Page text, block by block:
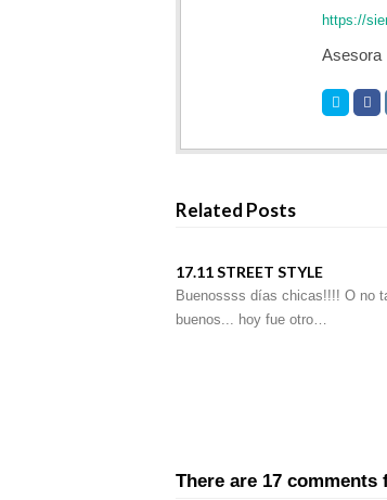
https://
Asesora
Related Posts
17.11 STREET STYLE
Buenossss días chicas!!!! O no
buenos... hoy fue otro…
There are 17